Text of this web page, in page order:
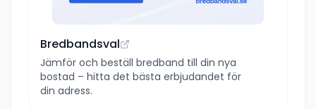
Bredbandsval
Jämför och beställ bredband till din nya
bostad – hitta det bästa erbjudandet för
din adress.